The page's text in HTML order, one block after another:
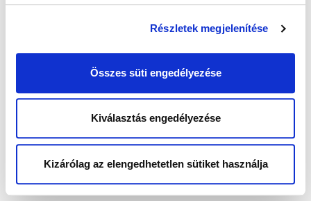
Részletek megjelenítése
Összes süti engedélyezése
Kiválasztás engedélyezése
Kizárólag az elengedhetetlen sütiket használja